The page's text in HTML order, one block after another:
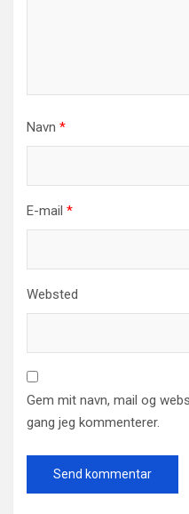
Navn *
E-mail *
Websted
Gem mit navn, mail og
gang jeg kommenterer.